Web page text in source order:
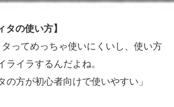
タの使い方】
タってめっちゃ使いにくいし、使い方
ライラするんだよね。
の方が初心者向けで使いやすい」